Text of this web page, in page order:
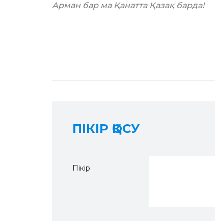
Арман бар ма Қанатта Қазақ барда!
ПІКІР ҚОСУ
Пікір